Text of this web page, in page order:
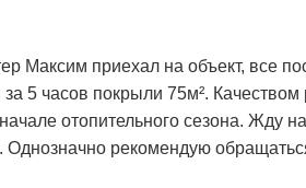
Максим приехал на объект, все
5 часов покрыли 75м². Качеством
отопительного сезона. Жду
рекомендую